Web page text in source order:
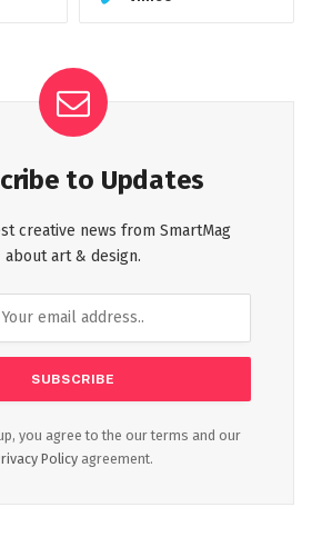
to Updates
creative news from SmartMag
about art & design.
you agree to the our terms and our
Policy agreement.